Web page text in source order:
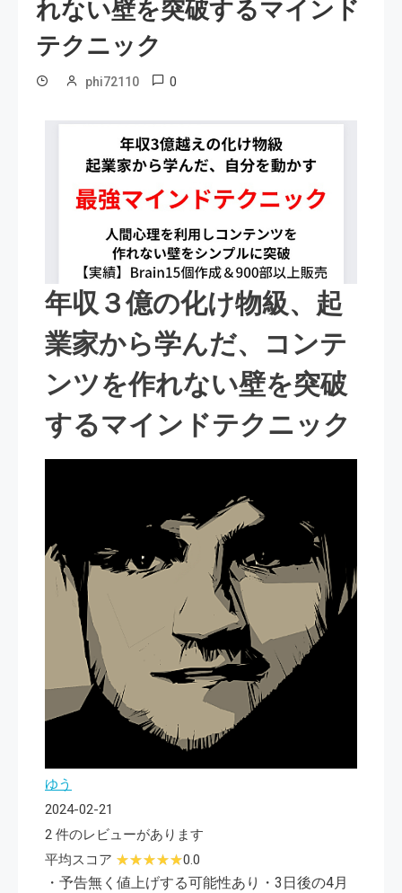
れない壁を突破するマインド
テクニック
phi72110 0
年収３億の化け物級、起
業家から学んだ、コンテ
ンツを作れない壁を突破
するマインドテクニック
ゆう
2024-02-21
2 件のレビューがあります
平均スコア
0.0
・予告無く値上げする可能性あり・3日後の4月